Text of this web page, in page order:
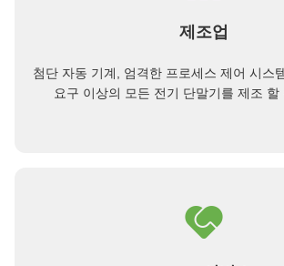
제조업
첨단 자동 기계, 엄격한 프로세스 제어 시스
요구 이상의 모든 전기 단말기를 제조 할